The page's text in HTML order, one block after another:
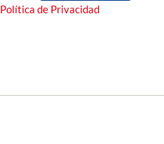
Política de Privacidad